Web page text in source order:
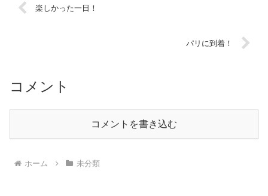
楽しかった一日！
パリに到着！
コメント
コメントを書き込む
ホーム 未分類